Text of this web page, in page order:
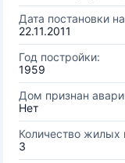
Дата постановки
22.11.2011
Год постройки:
1959
Дом признан
Нет
Количество
3